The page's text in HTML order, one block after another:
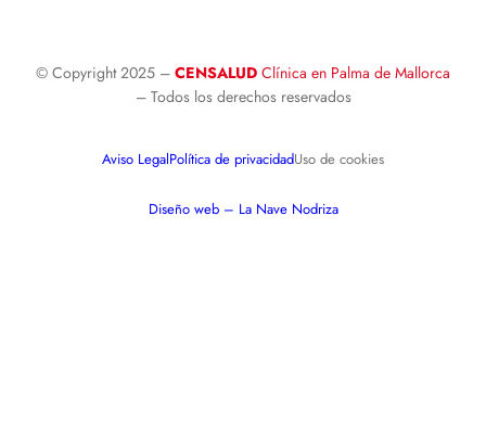
© Copyright 2025 – CENSALUD Clínica en Palma de Mallorca
– Todos los derechos reservados
Aviso LegalPolítica de privacidadUso de cookies
Diseño web – La Nave Nodriza